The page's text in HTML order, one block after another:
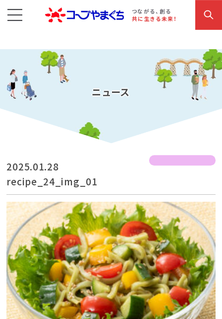
つながる、創る
共に生きる未来！
コープやまぐち お買い物・サービス こだわり商品 参加・イベント情報
ニュース
2025.01.28
recipe_24_img_01